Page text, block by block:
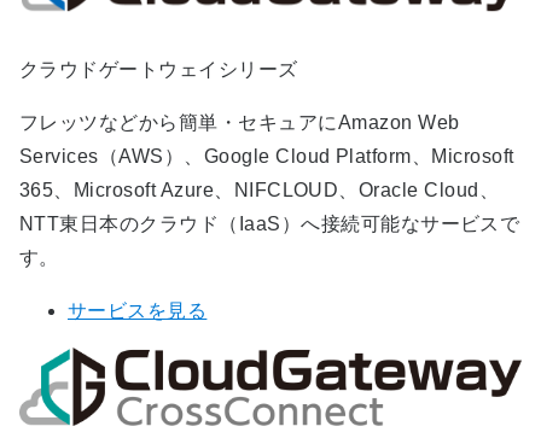
クラウドゲートウェイシリーズ
フレッツなどから簡単・セキュアにAmazon Web
Services（AWS）、Google Cloud Platform、Microsoft
365、Microsoft Azure、NIFCLOUD、Oracle Cloud、
NTT東日本のクラウド（IaaS）へ接続可能なサービスで
す。
サービスを見る